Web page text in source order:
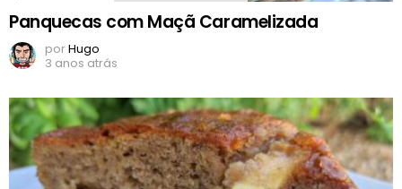
Panquecas com Maçã Caramelizada
porHugo
3 anos atrás